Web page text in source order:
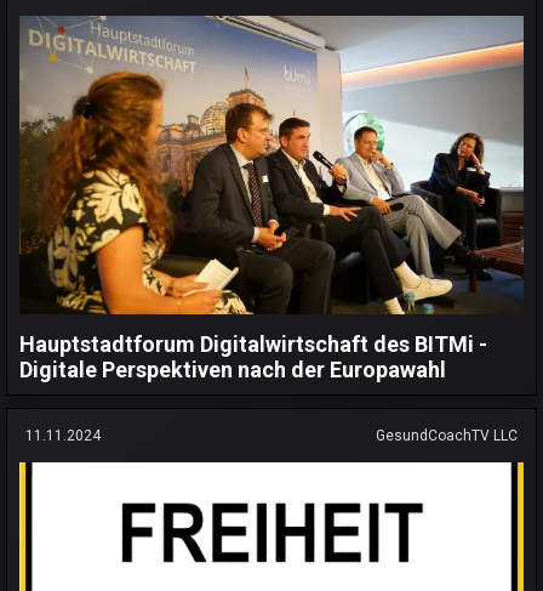
Hauptstadtforum Digitalwirtschaft des BITMi -
Digitale Perspektiven nach der Europawahl
11.11.2024 GesundCoachTV LLC